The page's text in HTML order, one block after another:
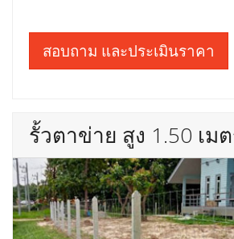
สอบถาม และประเมินราคา
รั้วตาข่าย สูง 1.50 เม